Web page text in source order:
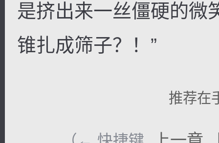
是挤出来一丝僵硬的微
锥扎成筛子？！”
推荐在